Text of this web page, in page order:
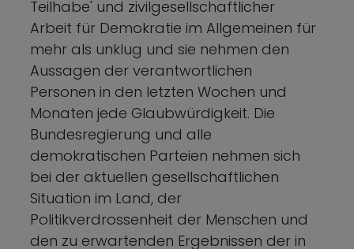
Teilhabe' und zivilgesellschaftlicher
Arbeit für Demokratie im Allgemeinen für
mehr als unklug und sie nehmen den
Aussagen der verantwortlichen
Personen in den letzten Wochen und
Monaten jede Glaubwürdigkeit. Die
Bundesregierung und alle
demokratischen Parteien nehmen sich
bei der aktuellen gesellschaftlichen
Situation im Land, der
Politikverdrossenheit der Menschen und
den zu erwartenden Ergebnissen der in